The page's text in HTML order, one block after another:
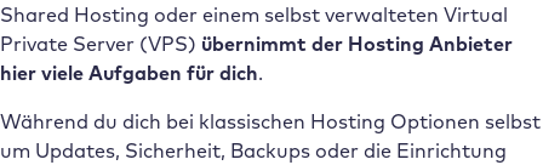
Shared Hosting oder einem selbst verwalteten Virtual
Private Server (VPS) übernimmt der Hosting Anbieter
hier viele Aufgaben für dich.
Während du dich bei klassischen Hosting Optionen selbst
um Updates, Sicherheit, Backups oder die Einrichtung